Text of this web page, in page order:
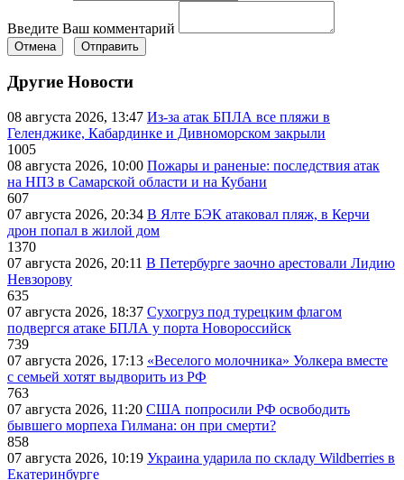
Введите Ваш комментарий
Отмена Отправить
Другие Новости
08 августа 2026, 13:47 Из-за атак БПЛА все пляжи в
Геленджике, Кабардинке и Дивноморском закрыли
1005
08 августа 2026, 10:00 Пожары и раненые: последствия атак
на НПЗ в Самарской области и на Кубани
607
07 августа 2026, 20:34 В Ялте БЭК атаковал пляж, в Керчи
дрон попал в жилой дом
1370
07 августа 2026, 20:11 В Петербурге заочно арестовали Лидию
Невзорову
635
07 августа 2026, 18:37 Сухогруз под турецким флагом
подвергся атаке БПЛА у порта Новороссийск
739
07 августа 2026, 17:13 «Веселого молочника» Уолкера вместе
с семьей хотят выдворить из РФ
763
07 августа 2026, 11:20 США попросили РФ освободить
бывшего морпеха Гилмана: он при смерти?
858
07 августа 2026, 10:19 Украина ударила по складу Wildberries в
Екатеринбурге